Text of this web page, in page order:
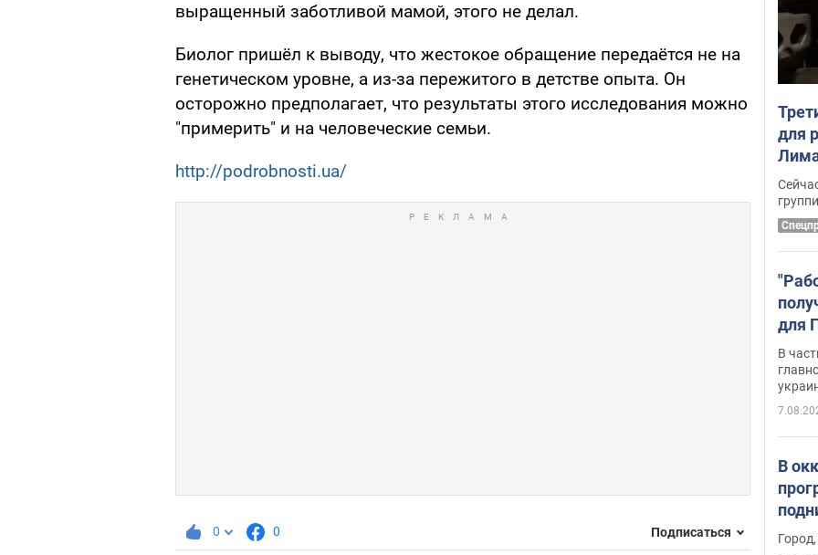
выращенный заботливой мамой, этого не делал.
Биолог пришёл к выводу, что жестокое обращение передаётся не на
генетическом уровне, а из-за пережитого в детстве опыта. Он
осторожно предполагает, что результаты этого исследования можно
"примерить" и на человеческие семьи.
http://podrobnosti.ua/
0 0 Подписаться
для
для
В
В